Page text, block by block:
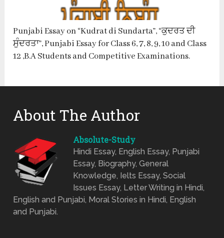
Punjabi Essay on “Kudrat di Sundarta”, “ਕੁਦਰਤ ਦੀ
ਸੁੰਦਰਤਾ”, Punjabi Essay for Class 6, 7, 8, 9, 10 and Class
12 ,B.A Students and Competitive Examinations.
About The Author
Absolute-Study
Hindi Essay, English Essay, Punjabi
Essay, Biography, General
Knowledge, Ielts Essay, Social
Issues Essay, Letter Writing in Hindi,
English and Punjabi, Moral Stories in Hindi, English
and Punjabi.